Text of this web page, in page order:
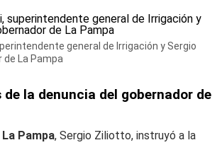
general de Irrigación y Sergio
La Pampa
la denuncia del gobernador de
La Pampa, Sergio Ziliotto, instruyó a la